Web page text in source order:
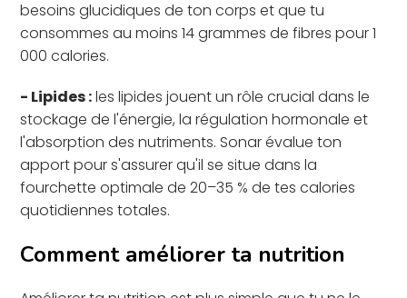
besoins glucidiques de ton corps et que tu
consommes au moins 14 grammes de fibres pour 1
000 calories.
- Lipides :les lipides jouent un rôle crucial dans le
stockage de l'énergie, la régulation hormonale et
l'absorption des nutriments. Sonar évalue ton
apport pour s'assurer qu'il se situe dans la
fourchette optimale de 20–35 % de tes calories
quotidiennes totales.
Comment améliorer ta nutrition